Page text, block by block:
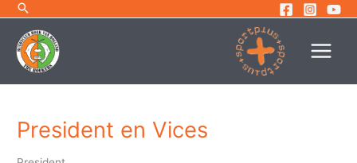
inhoud
President en Vices